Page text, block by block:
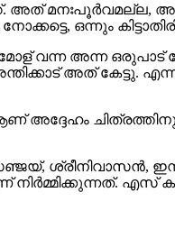
അത് മനഃപൂർവമല്ല,
ഒന്നും
വന്ന അന്ന ഒരുപാട്
അത് കേട്ടു.
അദ്ദേഹം
ശ്രീനിവാസൻ,
നിർമ്മിക്കുന്നത്.